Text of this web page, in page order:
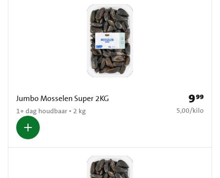
Jumbo Mosselen Super 2KG
1+ dag houdbaar • 2 kg
Prijs: €
999
€ 5,00 per kilo
5,00/kilo